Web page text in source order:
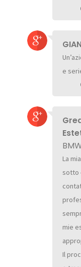
e
La
sotto
mie
Il